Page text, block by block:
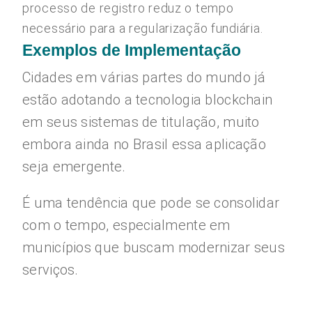
processo de registro reduz o tempo
necessário para a regularização fundiária.
Exemplos de Implementação
Cidades em várias partes do mundo já
estão adotando a tecnologia blockchain
em seus sistemas de titulação, muito
embora ainda no Brasil essa aplicação
seja emergente.
É uma tendência que pode se consolidar
com o tempo, especialmente em
municípios que buscam modernizar seus
serviços.